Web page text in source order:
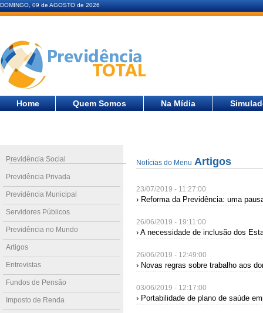
DOMINGO, 09 de AGOSTO de 2026
Home Quem Somos Na Mídia
Previdência Social
Previdência Privada
Previdência Municipal
Servidores Públicos
Previdência no Mundo
Artigos
Entrevistas
Fundos de Pensão
Imposto de Renda
Notícias do Menu Artigos
23/07/2019 - 11:27:00
› Reforma da Previdência: uma
26/06/2019 - 19:11:00
› A necessidade de inclusão dos
26/06/2019 - 12:49:00
› Novas regras sobre trabalho aos
03/06/2019 - 12:17:00
› Portabilidade de plano de saúde